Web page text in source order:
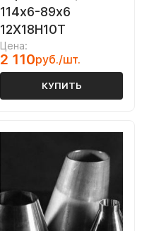
114х6-89х6
12Х18Н10Т
Цена:
2 110руб./шт.
КУПИТЬ